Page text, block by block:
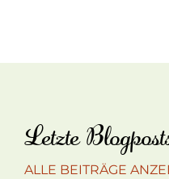
Letzte
ALLE BEITRÄGE